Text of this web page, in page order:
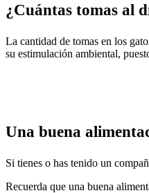
¿Cuántas tomas al
La cantidad de tomas en los
su estimulación ambiental,
Una buena
Si tienes o has tenido un
Recuerda que una buena